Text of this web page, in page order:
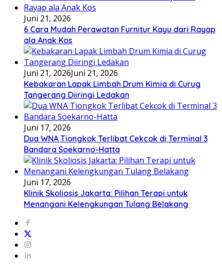
Juni 21, 2026
6 Cara Mudah Perawatan Furnitur Kayu dari Rayap
ala Anak Kos
Juni 21, 2026Juni 21, 2026
Kebakaran Lapak Limbah Drum Kimia di Curug
Tangerang Diiringi Ledakan
Juni 17, 2026
Dua WNA Tiongkok Terlibat Cekcok di Terminal 3
Bandara Soekarno-Hatta
Juni 17, 2026
Klinik Skoliosis Jakarta: Pilihan Terapi untuk
Menangani Kelengkungan Tulang Belakang